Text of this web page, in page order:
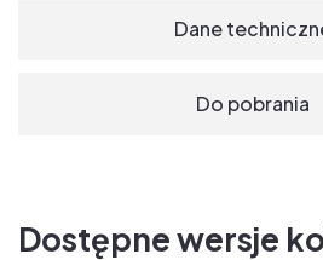
Dane
Do pobrania
Dostępne wersje